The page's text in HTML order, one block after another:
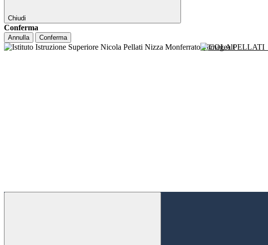
Chiudi
Conferma
Annulla Conferma
NICOLA PELLATI